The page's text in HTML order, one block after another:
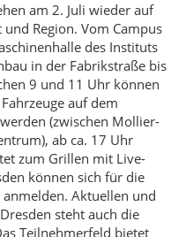
am 2. Juli wieder auf
Region. Vom Campus
des Instituts
in der Fabrikstraße bis
9 und 11 Uhr können
auf dem
(zwischen Mollier-
ab ca. 17 Uhr
zum Grillen mit Live-
können sich für die
Aktuellen und
steht auch die
Teilnehmerfeld bietet